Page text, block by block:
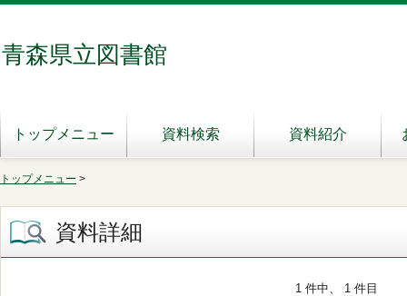
青森県立図書館
トップメニュー 資料検索 資料紹介
トップメニュー >
資料詳細
1 件中、 1 件目